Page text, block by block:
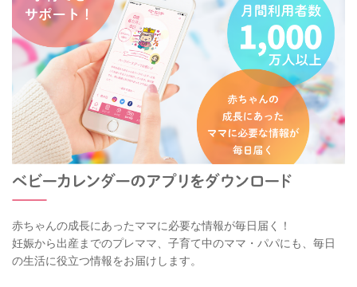
赤ちゃんの成長にあったママに必要な情報が毎日届く！
妊娠から出産までのプレママ、子育て中のママ・パパにも、毎日
の生活に役立つ情報をお届けします。